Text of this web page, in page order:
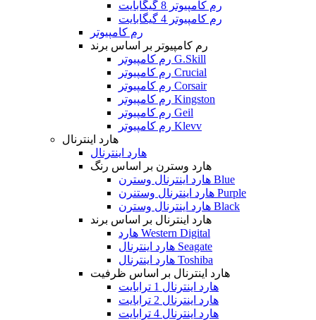
رم کامپیوتر 8 گیگابایت
رم کامپیوتر 4 گیگابایت
رم کامپیوتر
رم کامپیوتر بر اساس برند
رم کامپیوتر G.Skill
رم کامپیوتر Crucial
رم کامپیوتر Corsair
رم کامپیوتر Kingston
رم کامپیوتر Geil
رم کامپیوتر Klevv
هارد اینترنال
هارد اینترنال
هارد وسترن بر اساس رنگ
هارد اینترنال وسترن Blue
هارد اینترنال وستنرن Purple
هارد اینترنال وسترن Black
هارد اینترنال بر اساس برند
هارد Western Digital
هارد اینترنال Seagate
هارد اینترنال Toshiba
هارد اینترنال بر اساس ظرفیت
هارد اینترنال 1 ترابایت
هارد اینترنال 2 ترابایت
هارد اینترنال 4 ترابایت